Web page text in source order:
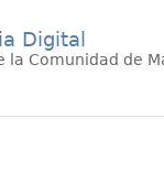
Digital
la Comunidad de